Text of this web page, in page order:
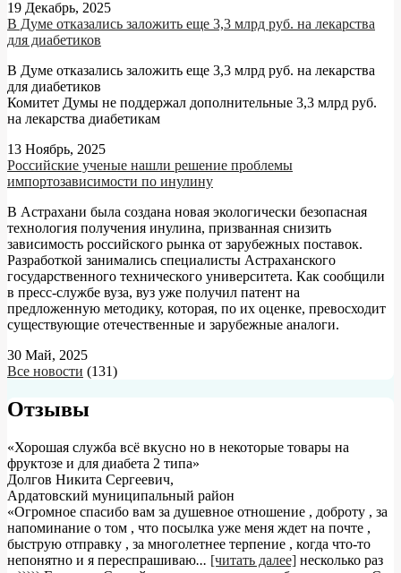
19 Декабрь, 2025
В Думе отказались заложить еще 3,3 млрд руб. на лекарства
для диабетиков
В Думе отказались заложить еще 3,3 млрд руб. на лекарства
для диабетиков
Комитет Думы не поддержал дополнительные 3,3 млрд руб.
на лекарства диабетикам
13 Ноябрь, 2025
Российские ученые нашли решение проблемы
импортозависимости по инулину
В Астрахани была создана новая экологически безопасная
технология получения инулина, призванная снизить
зависимость российского рынка от зарубежных поставок.
Разработкой занимались специалисты Астраханского
государственного технического университета. Как сообщили
в пресс-службе вуза, вуз уже получил патент на
предложенную методику, которая, по их оценке, превосходит
существующие отечественные и зарубежные аналоги.
30 Май, 2025
Все новости (131)
Отзывы
«Хорошая служба всё вкусно но в некоторые товары на
фруктозе и для диабета 2 типа»
Долгов Никита Сергеевич,
Ардатовский муниципальный район
«Огромное спасибо вам за душевное отношение , доброту , за
напоминание о том , что посылка уже меня ждет на почте ,
быструю отправку , за многолетнее терпение , когда что-то
непонятно и я переспрашиваю... [читать далее] несколько раз